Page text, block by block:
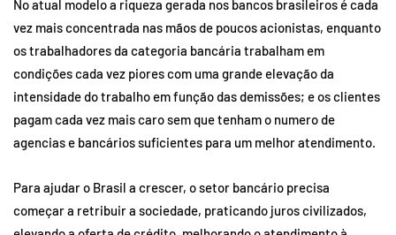
No atual modelo a riqueza gerada nos bancos brasileiros é cada
vez mais concentrada nas mãos de poucos acionistas, enquanto
os trabalhadores da categoria bancária trabalham em
condições cada vez piores com uma grande elevação da
intensidade do trabalho em função das demissões; e os clientes
pagam cada vez mais caro sem que tenham o numero de
agencias e bancários suficientes para um melhor atendimento.
Para ajudar o Brasil a crescer, o setor bancário precisa
começar a retribuir a sociedade, praticando juros civilizados,